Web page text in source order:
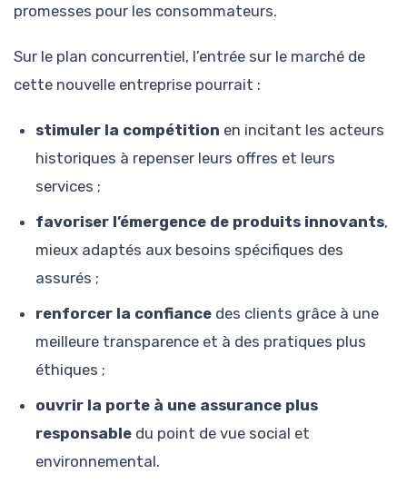
promesses pour les consommateurs.
Sur le plan concurrentiel, l’entrée sur le marché de
cette nouvelle entreprise pourrait :
stimuler la compétition en incitant les acteurs
historiques à repenser leurs offres et leurs
services ;
favoriser l’émergence de produits innovants,
mieux adaptés aux besoins spécifiques des
assurés ;
renforcer la confiance des clients grâce à une
meilleure transparence et à des pratiques plus
éthiques ;
ouvrir la porte à une assurance plus
responsable du point de vue social et
environnemental.